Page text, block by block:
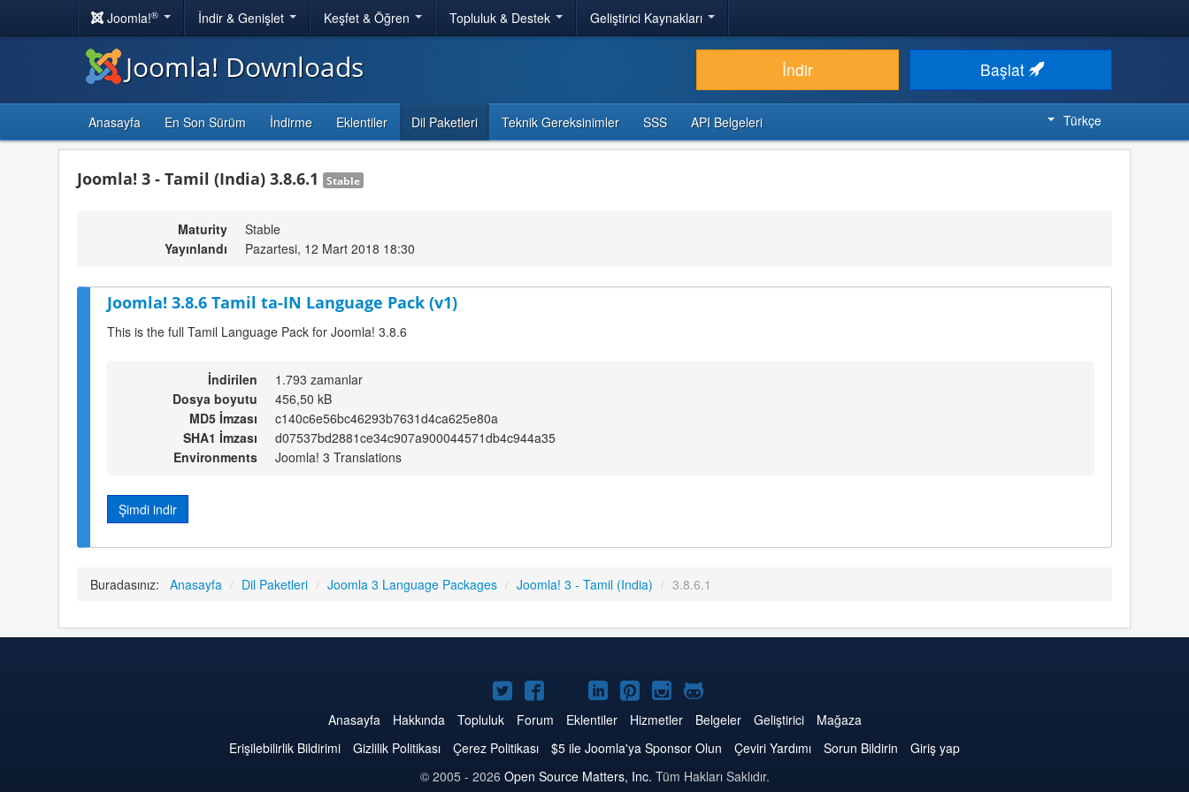
Joomla!® İndir & Genişlet Keşfet & Öğren Topluluk & Destek Geliştirici Kaynakları
Joomla! Downloads İndir Başlat
Anasayfa En Son Sürüm İndirme Eklentiler Dil Paketleri Teknik Gereksinimler SSS API Belgeleri Türkçe
Joomla! 3 - Tamil (India) 3.8.6.1 Stable
Maturity
Stable
Yayınlandı
Pazartesi, 12 Mart 2018 18:30
Joomla! 3.8.6 Tamil ta-IN Language Pack (v1)
This is the full Tamil Language Pack for Joomla! 3.8.6
İndirilen
1.793 zamanlar
Dosya boyutu
456,50 kB
MD5 İmzası
c140c6e56bc46293b7631d4ca625e80a
SHA1 İmzası
d07537bd2881ce34c907a900044571db4c944a35
Environments
Joomla! 3 Translations
Şimdi indir
Buradasınız: Anasayfa / Dil Paketleri / Joomla 3 Language Packages / Joomla! 3 - Tamil (India) / 3.8.6.1
Twitter'da
Joomla
Facebook'da
Joomla
YouTube'da
Joomla
LinkedIn'de
Joomla
Pinterest'de
Joomla
Instagram'da
Joomla
GitHub'da
Joomla
Anasayfa Hakkında Topluluk Forum Eklentiler Hizmetler Belgeler Geliştirici
Mağaza
Erişilebilirlik Bildirimi
Gizlilik Politikası Çerez Politikası $5 ile Joomla'ya Sponsor Olun Çeviri Yardımı Sorun Bildirin
Giriş yap
© 2005 - 2026 Open Source Matters, Inc. Tüm Hakları Saklıdır.